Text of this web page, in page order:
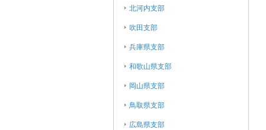
北河内支部
吹田支部
兵庫県支部
和歌山県支部
岡山県支部
鳥取県支部
広島県支部